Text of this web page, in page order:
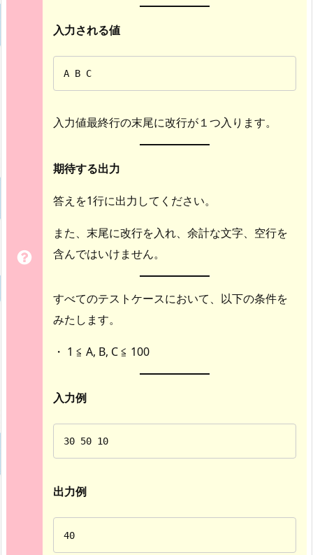
入力される値
A B C
入力値最終行の末尾に改行が１つ入ります。
期待する出力
答えを1行に出力してください。
また、末尾に改行を入れ、余計な文字、空行を
含んではいけません。
すべてのテストケースにおいて、以下の条件を
みたします。
・ 1 ≦ A, B, C ≦ 100
入力例
30 50 10
出力例
40